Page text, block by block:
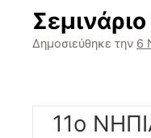
Δημοσιεύθηκε την 6
11o